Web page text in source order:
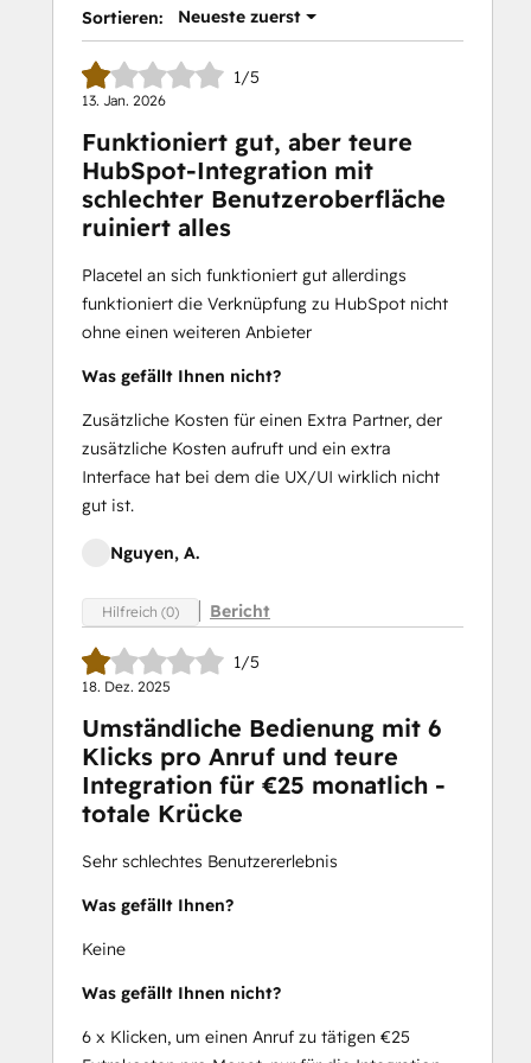
Sortieren: Neueste zuerst
1/5
13. Jan. 2026
Funktioniert gut, aber teure
HubSpot-Integration mit
schlechter Benutzeroberfläche
ruiniert alles
Placetel an sich funktioniert gut allerdings
funktioniert die Verknüpfung zu HubSpot nicht
ohne einen weiteren Anbieter
Was gefällt Ihnen nicht?
Zusätzliche Kosten für einen Extra Partner, der
zusätzliche Kosten aufruft und ein extra
Interface hat bei dem die UX/UI wirklich nicht
gut ist.
Nguyen, A.
Hilfreich (0) Bericht
1/5
18. Dez. 2025
Umständliche Bedienung mit 6
Klicks pro Anruf und teure
Integration für €25 monatlich -
totale Krücke
Sehr schlechtes Benutzererlebnis
Was gefällt Ihnen?
Keine
Was gefällt Ihnen nicht?
6 x Klicken, um einen Anruf zu tätigen €25